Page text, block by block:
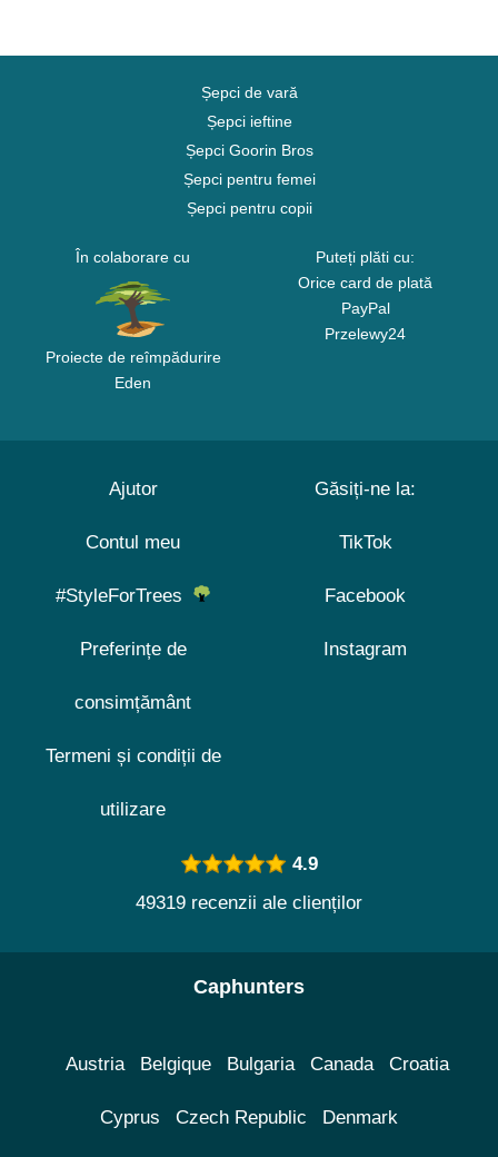
Șepci de vară
Șepci ieftine
Șepci Goorin Bros
Șepci pentru femei
Șepci pentru copii
În colaborare cu
Proiecte de reîmpădurire
Eden
Puteți plăti cu:
Orice card de plată
PayPal
Przelewy24
Ajutor
Contul meu
#StyleForTrees
Preferințe de
consimțământ
Termeni și condiții de
utilizare
Găsiți-ne la:
TikTok
Facebook
Instagram
4.9
49319 recenzii ale clienților
Caphunters
Austria Belgique Bulgaria Canada Croatia
Cyprus Czech Republic Denmark